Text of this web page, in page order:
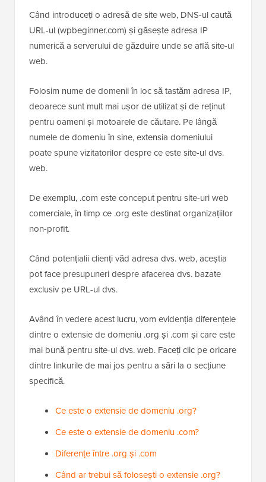
Când introduceți o adresă de site web, DNS-ul caută
URL-ul (wpbeginner.com) și găsește adresa IP
numerică a serverului de găzduire unde se află site-ul
web.
Folosim nume de domenii în loc să tastăm adresa IP,
deoarece sunt mult mai ușor de utilizat și de reținut
pentru oameni și motoarele de căutare. Pe lângă
numele de domeniu în sine, extensia domeniului
poate spune vizitatorilor despre ce este site-ul dvs.
web.
De exemplu, .com este conceput pentru site-uri web
comerciale, în timp ce .org este destinat organizațiilor
non-profit.
Când potențialii clienți văd adresa dvs. web, aceștia
pot face presupuneri despre afacerea dvs. bazate
exclusiv pe URL-ul dvs.
Având în vedere acest lucru, vom evidenția diferențele
dintre o extensie de domeniu .org și .com și care este
mai bună pentru site-ul dvs. web. Faceți clic pe oricare
dintre linkurile de mai jos pentru a sări la o secțiune
specifică.
Ce este o extensie de domeniu .org?
Ce este o extensie de domeniu .com?
Diferențe între .org și .com
Când ar trebui să folosești o extensie .org?